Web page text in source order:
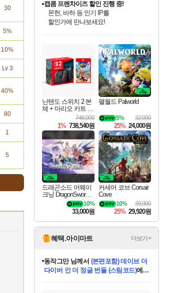
30
5%
10%
Lv 3
40%
80
1
5
최대 90% 할인가를 만나보세요!
네이버혜택과 함께 만나보세요!
50%할인&추가 적립까지!
이니&베니 혜택까지!
네이버 혜택가와 함께 예약하세요!
할인&네이버혜택으로 만나보세요!
네이버페이 혜택과 만나보세요!
40주년 프로모션으로 만나보세요!
네이버 포인트 혜택까지!
캡콤 프렌차이즈 할인 진행 중!
몬헌, 바하 등 인기 IP를
할인가에 만나보세요!
일부 에디션 상시 할인!
혜택으로 예약 판매 중
편안하게 충전하세요
닌텐도 스위치 2 본
체 + 마리오 카트 월
746,000
1% 738,540원
팰월드 Palworld
32,000
5%
25% 24,000원
드래곤소드 어웨이
크닝 DragonSword A
10%
33,000원
커세어 코브 Corsair
Cove
39,900
10%
25% 29,920원
혜택.아이마트 더보기+
동작그만님께서 (본편포함) 데이브 더
다이버 인 더 정글 번들 (스팀코드)에